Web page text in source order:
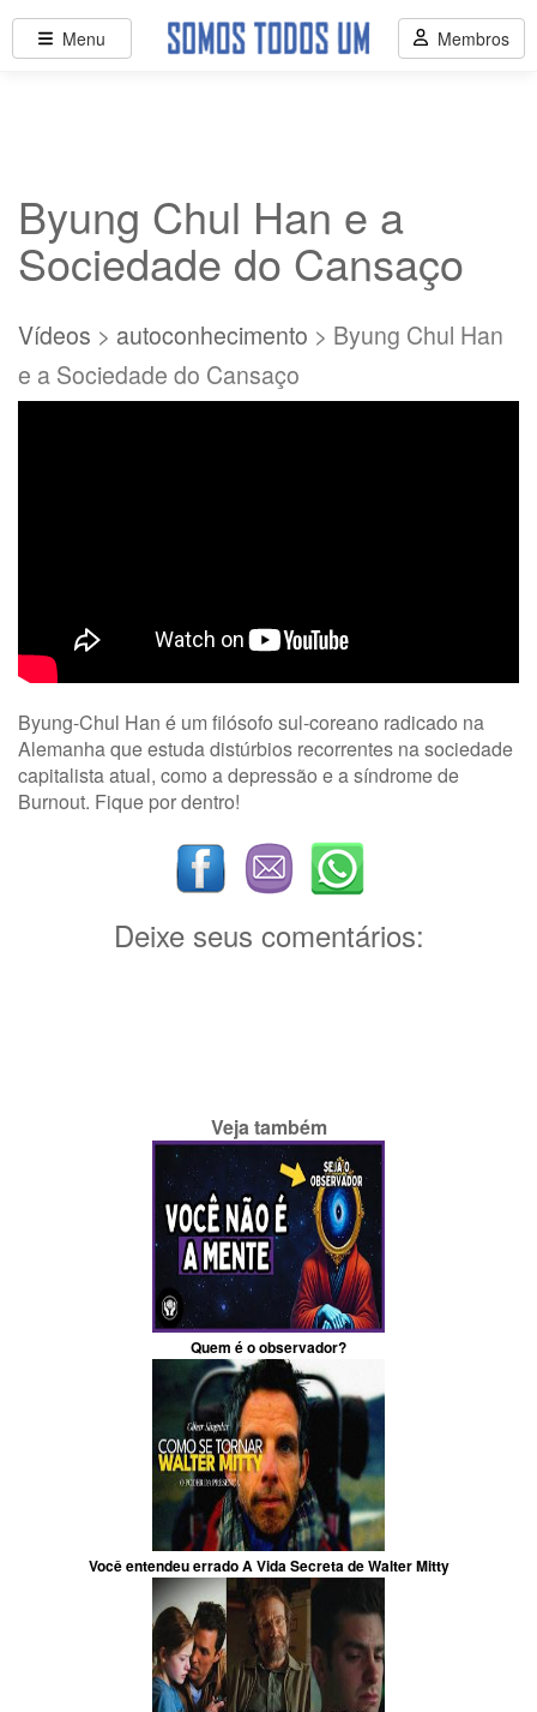
Byung Chul Han e a
Sociedade do Cansaço
Vídeos > autoconhecimento > Byung Chul Han
e a Sociedade do Cansaço
Byung-Chul Han é um filósofo sul-coreano radicado na
Alemanha que estuda distúrbios recorrentes na sociedade
capitalista atual, como a depressão e a síndrome de
Burnout. Fique por dentro!
Deixe seus comentários:
Veja também
Quem é o observador?
Você entendeu errado A Vida Secreta de Walter Mitty
Menu Membros